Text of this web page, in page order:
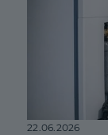
22.06.2026